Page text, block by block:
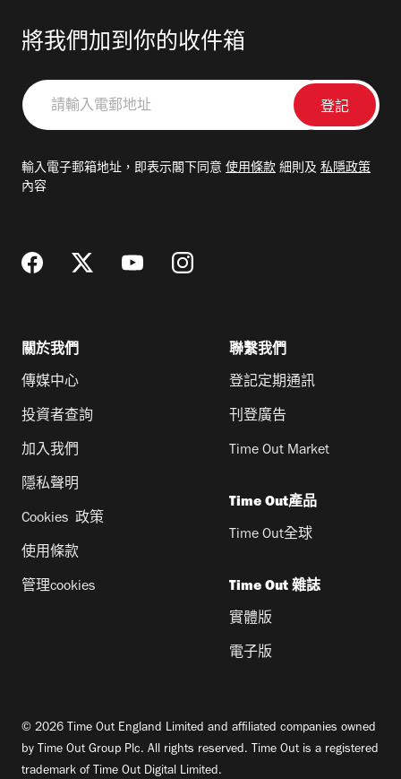
將我們加到你的收件箱
請
輸
郵
輸入電子郵箱地址，即表示閣下同意 使用條款 細則及 私隱政策
內容
關於我們
傳媒中心
投資者查詢
加入我們
隱私聲明
Cookies 政策
使用條款
管理cookies
聯繫我們
登記定期通訊
刊登廣告
Time Out Market
Time Out產品
Time Out全球
Time Out 雜誌
實體版
電子版
© 2026 Time Out England Limited and affiliated companies owned
by Time Out Group Plc. All rights reserved. Time Out is a registered
trademark of Time Out Digital Limited.